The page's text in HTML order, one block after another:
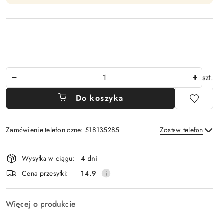
szt.
Do koszyka
Zamówienie telefoniczne: 518135285 Zostaw telefon
Wyślij
Dostępność
i
dostawa
Wysyłka w ciągu:
4 dni
Cena przesyłki:
14.9
Więcej o produkcie